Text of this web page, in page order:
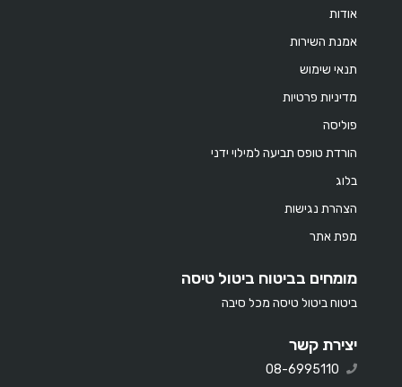
אודות
אמנת השירות
תנאי שימוש
מדיניות פרטיות
פוליסה
הורדת טופס תביעה למילוי ידני
בלוג
הצהרת נגישות
מפת אתר
מומחים בביטוח ביטול טיסה
ביטוח ביטול טיסה מכל סיבה
יצירת קשר
08-6995110